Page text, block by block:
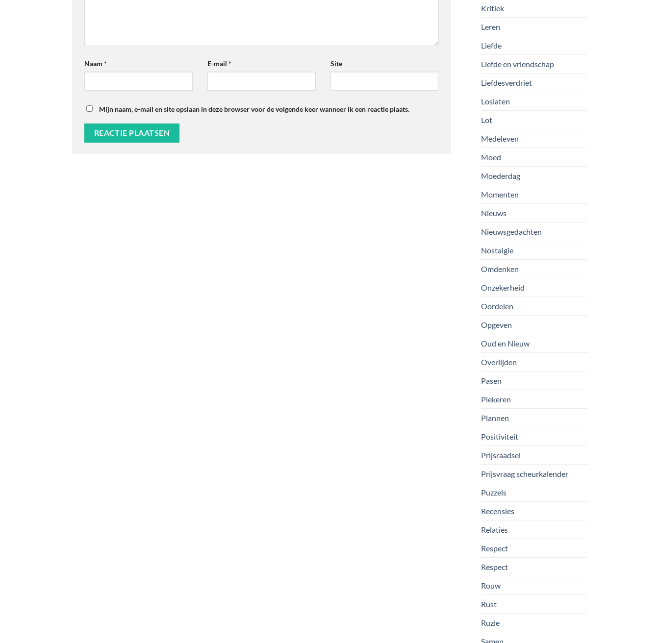
Naam * E-mail * Site
Mijn naam, e-mail en site opslaan in deze browser voor de volgende keer wanneer ik een reactie plaats.
Kritiek
Leren
Liefde
Liefde en vriendschap
Liefdesverdriet
Loslaten
Lot
Medeleven
Moed
Moederdag
Momenten
Nieuws
Nieuwsgedachten
Nostalgie
Omdenken
Onzekerheid
Oordelen
Opgeven
Oud en Nieuw
Overlijden
Pasen
Piekeren
Plannen
Positiviteit
Prijsraadsel
Prijsvraag scheurkalender
Puzzels
Recensies
Relaties
Respect
Respect
Rouw
Rust
Ruzie